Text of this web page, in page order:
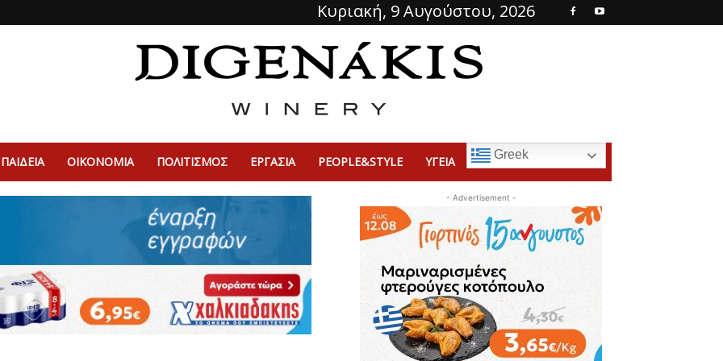
Κυριακή, 9 Αυγούστου, 2026
ΠΑΙΔΕΙΑ ΟΙΚΟΝΟΜΙΑ ΠΟΛΙΤΙΣΜΌΣ ΕΡΓΑΣΙΑ PEOPLE&STYLE ΥΓΕΙΑ Greek
- Advertisement -